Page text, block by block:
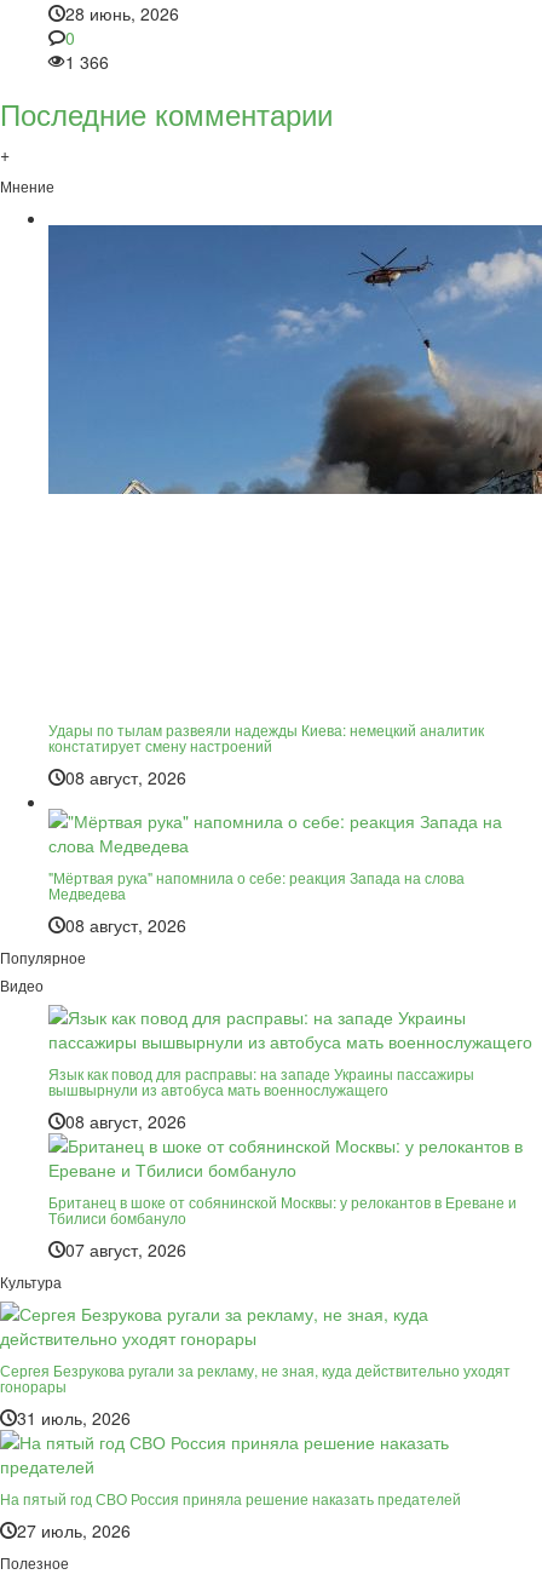
28 июнь, 2026
0
1 366
Последние комментарии
+
Мнение
Удары по тылам развеяли надежды Киева: немецкий аналитик
констатирует смену настроений
08 август, 2026
"Мёртвая рука" напомнила о себе: реакция Запада на слова
Медведева
08 август, 2026
Популярное
Видео
Язык как повод для расправы: на западе Украины пассажиры
вышвырнули из автобуса мать военнослужащего
08 август, 2026
Британец в шоке от собянинской Москвы: у релокантов в Ереване и
Тбилиси бомбануло
07 август, 2026
Культура
Сергея Безрукова ругали за рекламу, не зная, куда действительно уходят
гонорары
31 июль, 2026
На пятый год СВО Россия приняла решение наказать предателей
27 июль, 2026
Полезное